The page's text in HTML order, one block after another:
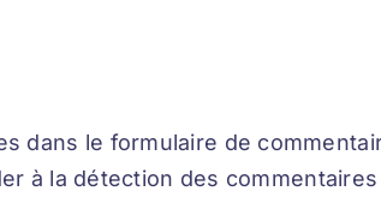
dans le formulaire de
à la détection des